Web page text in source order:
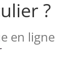
?
en ligne